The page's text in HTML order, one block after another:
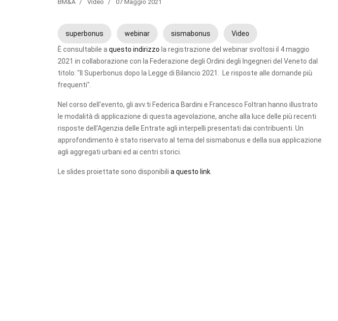
BM&A Video 07 Maggio 2021
superbonus webinar sismabonus
Video
È consultabile a questo indirizzo la registrazione del webinar svoltosi il 4 maggio
2021 in collaborazione con la Federazione degli Ordini degli Ingegneri del Veneto dal
titolo: "Il Superbonus dopo la Legge di Bilancio 2021. Le risposte alle domande più
frequenti".
Nel corso dell'evento, gli avv.ti Federica Bardini e Francesco Foltran hanno illustrato
le modalità di applicazione di questa agevolazione, anche alla luce delle più recenti
risposte dell'Agenzia delle Entrate agli interpelli presentati dai contribuenti. Un
approfondimento è stato riservato al tema del sismabonus e della sua applicazione
agli aggregati urbani ed ai centri storici.
Le slides proiettate sono disponibili a questo link